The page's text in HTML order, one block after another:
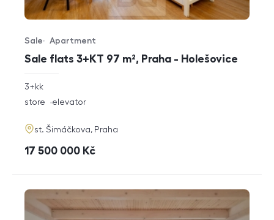
Sale flats 3+KT 97 m², Praha - Holešovice
Offer type
Sale
Property type
Apartment
rozměry
disposition
3+kk
funkce
store elevator
adresa
st. Šimáčkova, Praha
cena
17 500 000 Kč